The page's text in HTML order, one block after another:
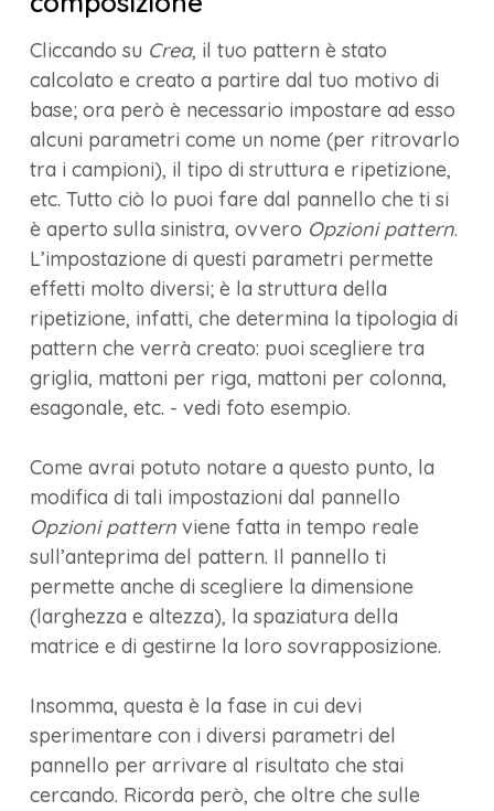
Cliccando su Crea, il tuo pattern è stato
calcolato e creato a partire dal tuo motivo di
base; ora però è necessario impostare ad esso
alcuni parametri come un nome (per ritrovarlo
tra i campioni), il tipo di struttura e ripetizione,
etc. Tutto ciò lo puoi fare dal pannello che ti si
è aperto sulla sinistra, ovvero Opzioni pattern.
L’impostazione di questi parametri permette
effetti molto diversi; è la struttura della
ripetizione, infatti, che determina la tipologia di
pattern che verrà creato: puoi scegliere tra
griglia, mattoni per riga, mattoni per colonna,
esagonale, etc. - vedi foto esempio.
Come avrai potuto notare a questo punto, la
modifica di tali impostazioni dal pannello
Opzioni pattern viene fatta in tempo reale
sull’anteprima del pattern. Il pannello ti
permette anche di scegliere la dimensione
(larghezza e altezza), la spaziatura della
matrice e di gestirne la loro sovrapposizione.
Insomma, questa è la fase in cui devi
sperimentare con i diversi parametri del
pannello per arrivare al risultato che stai
cercando. Ricorda però, che oltre che sulle